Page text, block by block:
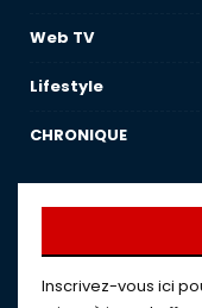
Web TV
Lifestyle
CHRONIQUE
Inscrivez-vous ici